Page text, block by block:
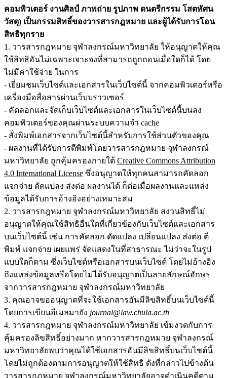
คอมพิวเตอร์ งานศิลป์ ภาพถ่าย รูปภาพ ดนตรีกรรม โสตทัศน
วัสดุ) เป็นกรรมสิทธิ์ของวารสารกฎหมาย และผู้ได้รับการโอน
สิทธิทุกราย
1. วารสารกฎหมาย จุฬาลงกรณ์มหาวิทยาลัย ให้อนุญาตให้คุณ
ใช้สิทธิอันไม่เฉพาะเจาะจงที่สามารถถูกถอนเมื่อใดก็ได้ โดย
ไม่มีค่าใช้จ่าย ในการ
- เยี่ยมชมเว็บไซต์และเอกสารในเว็บไซต์นี้ จากคอมพิวเตอร์หรือ
เครื่องมือสื่อสารผ่านเว็บบราวเซอร์
- คัดลอกและจัดเก็บเว็บไซต์และเอกสารในเว็บไซต์นี้บนลง
คอมพิวเตอร์ของคุณผ่านระบบความจำ cache
- สั่งพิมพ์เอกสารจากเว็บไซต์นี้สำหรับการใช้ส่วนตัวของคุณ
- ผลงานที่ได้รับการตีพิมพ์โดยวารสารกฎหมาย จุฬาลงกรณ์
มหาวิทยาลัย ถูกคุ้มครองภายใต้ Creative Commons Attribution
4.0 International License ซึ่งอนุญาตให้ทุกคนสามารถคัดลอก
แจกจ่าย ดัดแปลง ส่งต่อ ผลงานได้ ก็ต่อเมื่อผลงานและแหล่ง
ข้อมูลได้รับการอ้างอิงอย่างเหมาะสม
2. วารสารกฎหมาย จุฬาลงกรณ์มหาวิทยาลัย สงวนสิทธิ์ไม่
อนุญาตให้คุณใช้สิทธิอื่นใดที่เกี่ยวข้องกับเว็บไซต์และเอกสาร
บนเว็บไซต์นี้ เช่น การคัดลอก ดัดแปลง เปลี่ยนแปลง ส่งต่อ ตี
พิมพ์ แจกจ่าย เผยแพร่ จัดแสดงในที่สาธารณะ ไม่ว่าจะในรูป
แบบใดก็ตาม ซึ่งเว็บไซต์หรือเอกสารบนเว็บไซต์ โดยไม่อ้างอิง
ถึงแหล่งข้อมูลหรือโดยไม่ได้รับอนุญาตเป็นลายลักษณ์อักษร
จากวารสารกฎหมาย จุฬาลงกรณ์มหาวิทยาลัย
3. คุณอาจขออนุญาตที่จะใช้เอกสารอันมีลิขสิทธิ์บนเว็บไซต์นี้
โดยการเขียนอีเมลมายัง journal@law.chula.ac.th
4. วารสารกฎหมาย จุฬาลงกรณ์มหาวิทยาลัย เข้มงวดกับการ
คุ้มครองลิขสิทธิ์อย่างมาก หากวารสารกฎหมาย จุฬาลงกรณ์
มหาวิทยาลัยพบว่าคุณได้ใช้เอกสารอันมีลิขสิทธิ์บนเว็บไซต์นี้
โดยไม่ถูกต้องตามการอนุญาตให้ใช้สิทธิ ดังที่กล่าวไปข้างต้น
วารสารกฎหมาย จุฬาลงกรณ์มหาวิทยาลัยอาจดำเนินคดีตาม